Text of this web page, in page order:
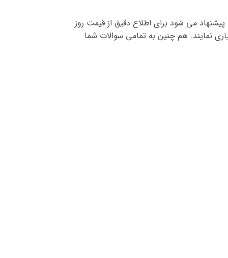
می شود برای اطلاع دقیق از قیمت روز
نمایند. هم چنین به تمامی سوالات شما